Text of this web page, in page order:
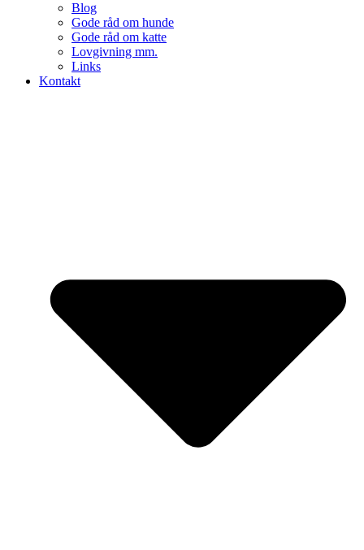
Blog
Gode råd om hunde
Gode råd om katte
Lovgivning mm.
Links
Kontakt